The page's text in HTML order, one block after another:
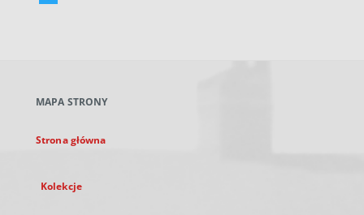
karcie
MAPA STRONY
Strona główna
Kolekcje